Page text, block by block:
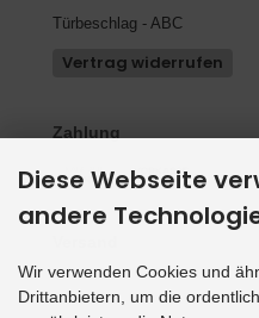
Türbeschlag - ABC
Vertrag widerrufen
Zahlung
Diese Webseite
andere
Wir verwenden Cookies und
Drittanbietern, um die